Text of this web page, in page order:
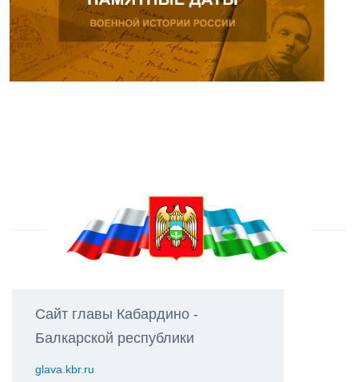
Сайт главы Кабардино -
Балкарской республики
glava.kbr.ru